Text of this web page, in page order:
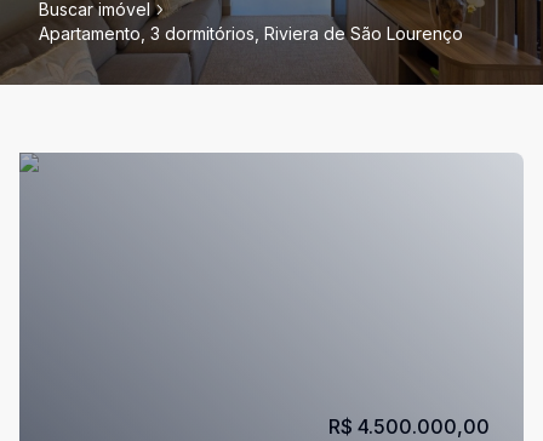
Buscar imóvel
Apartamento, 3 dormitórios, Riviera de São Lourenço
R$ 4.500.000,00